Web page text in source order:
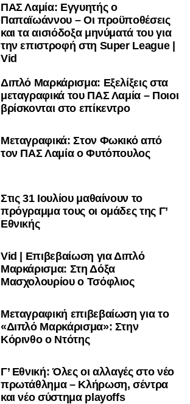
ΠΑΣ Λαμία: Εγγυητής ο
Παπαϊωάννου – Οι προϋποθέσεις
και τα αισιόδοξα μηνύματά του για
την επιστροφή στη Super League |
Vid
Διπλό Μαρκάρισμα: Εξελίξεις στα
μεταγραφικά του ΠΑΣ Λαμία – Ποιοι
βρίσκονται στο επίκεντρο
Μεταγραφικά: Στον Φωκικό από
τον ΠΑΣ Λαμία ο Φυτόπουλος
Στις 31 Ιουλίου μαθαίνουν το
πρόγραμμα τους οι ομάδες της Γ’
Εθνικής
Vid | Επιβεβαίωση για Διπλό
Μαρκάρισμα: Στη Δόξα
Μασχολουρίου ο Τσόφλιος
Μεταγραφική επιβεβαίωση για το
«Διπλό Μαρκάρισμα»: Στην
Κόρινθο ο Ντότης
Γ’ Εθνική: Όλες οι αλλαγές στο νέο
πρωτάθλημα – Κλήρωση, σέντρα
και νέο σύστημα playoffs